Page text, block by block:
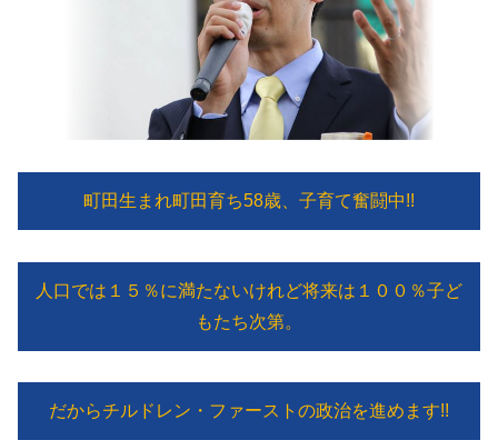
町田生まれ町田育ち58歳、子育て奮闘中!!
人口では１５％に満たないけれど将来は１００％子ど
もたち次第。
だからチルドレン・ファーストの政治を進めます!!